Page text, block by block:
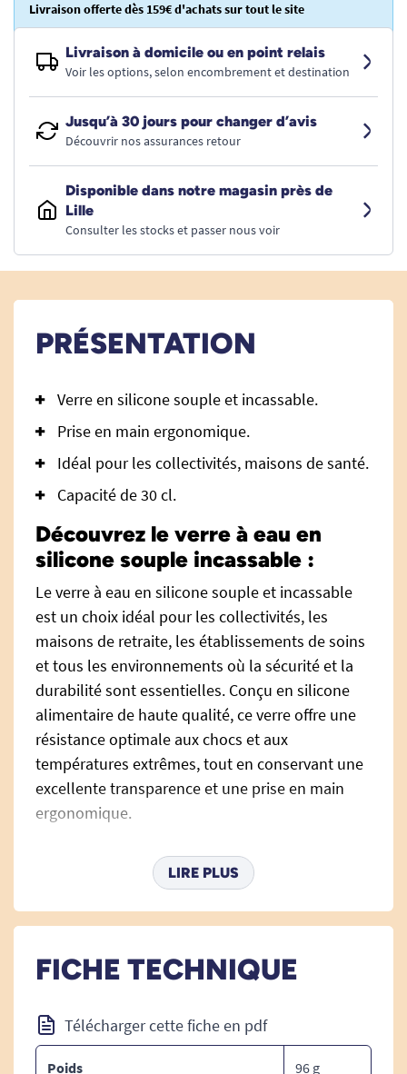
Livraison offerte dès 159€ d'achats sur tout le site
Livraison à domicile ou en point relais
Voir les options, selon encombrement et destination
Jusqu’à 30 jours pour changer d’avis
Découvrir nos assurances retour
Disponible dans notre magasin près de
Lille
Consulter les stocks et passer nous voir
PRÉSENTATION
Verre en silicone souple et incassable.
Prise en main ergonomique.
Idéal pour les collectivités, maisons de santé.
Capacité de 30 cl.
Découvrez le verre à eau en
silicone souple incassable :
Le verre à eau en silicone souple et incassable
est un choix idéal pour les collectivités, les
maisons de retraite, les établissements de soins
et tous les environnements où la sécurité et la
durabilité sont essentielles. Conçu en silicone
alimentaire de haute qualité, ce verre offre une
résistance optimale aux chocs et aux
températures extrêmes, tout en conservant une
excellente transparence et une prise en main
ergonomique.
Sa matière souple et agréable au toucher assure
prise en main facile , réduisant les risques
Il supporte des températures de-40°C à
aulave-vaisselle.
Conforme aux règlements sur les matériaux en
contact avec les aliments, ce verre ne transfère
ni goût ni odeur aux boissons, garantissant une
LIRE PLUS
FICHE TECHNIQUE
Télécharger cette fiche en pdf
Poids 96 g